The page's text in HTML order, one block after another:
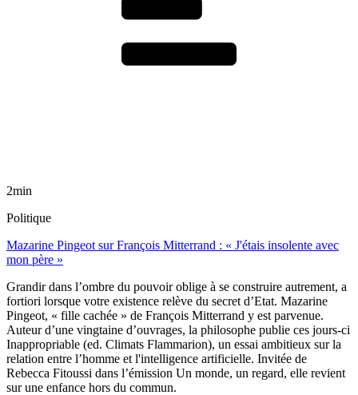
2min
Politique
Mazarine Pingeot sur François Mitterrand : « J'étais insolente avec
mon père »
Grandir dans l’ombre du pouvoir oblige à se construire autrement, a
fortiori lorsque votre existence relève du secret d’Etat. Mazarine
Pingeot, « fille cachée » de François Mitterrand y est parvenue.
Auteur d’une vingtaine d’ouvrages, la philosophe publie ces jours-ci
Inappropriable (ed. Climats Flammarion), un essai ambitieux sur la
relation entre l’homme et l'intelligence artificielle. Invitée de
Rebecca Fitoussi dans l’émission Un monde, un regard, elle revient
sur une enfance hors du commun.